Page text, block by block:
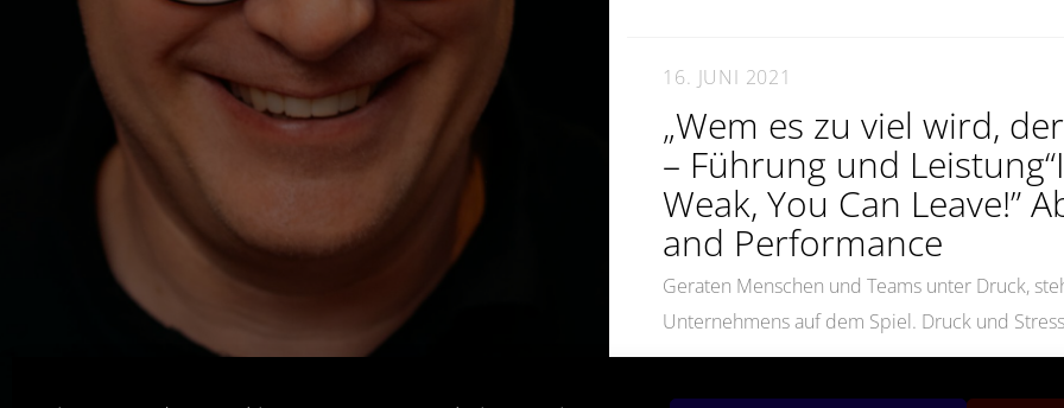
Machen. Zeigen. Lernen.
16. JUNI 2021
„Wem es zu viel wird,
– Führung und
Weak, You Can Leave!”
and Performance
Geraten Menschen und Teams unter Druck,
Unternehmens auf dem Spiel. Druck und